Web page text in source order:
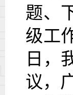
题、
级工
日，
议，